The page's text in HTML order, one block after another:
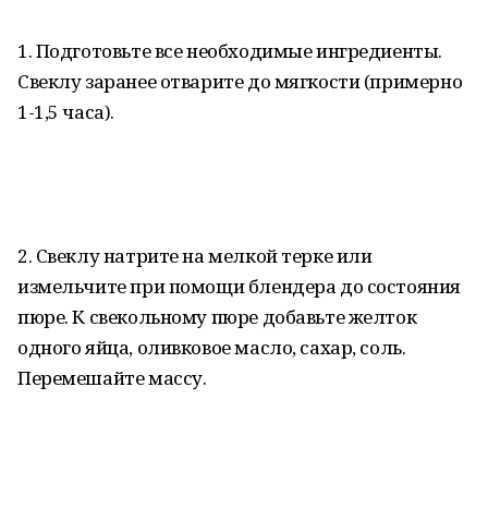
1. Подготовьте все необходимые ингредиенты.
Свеклу заранее отварите до мягкости (примерно
1-1,5 часа).
2. Свеклу натрите на мелкой терке или
измельчите при помощи блендера до состояния
пюре. К свекольному пюре добавьте желток
одного яйца, оливковое масло, сахар, соль.
Перемешайте массу.